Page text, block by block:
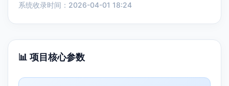
系统收录时间：2026-04-01 18:24
📊 项目核心参数